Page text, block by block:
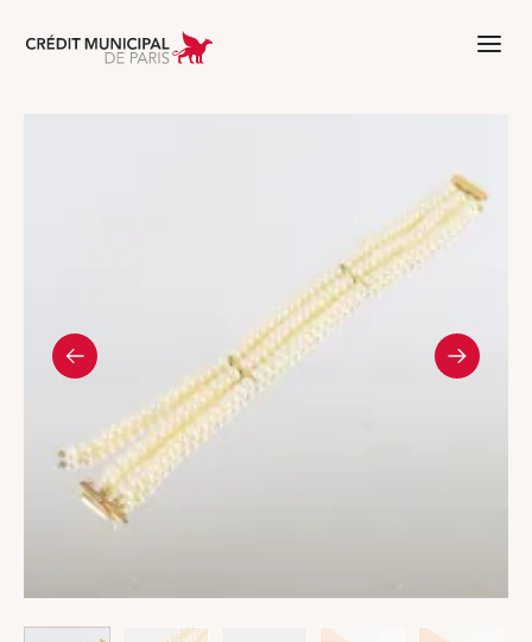
Aller à l'accueil de Crédit Municipal